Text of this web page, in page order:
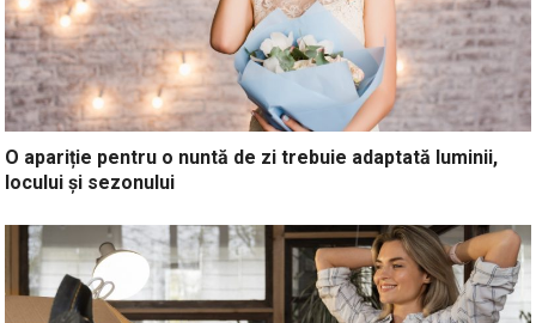
O apariție pentru o nuntă de zi trebuie adaptată luminii,
locului și sezonului